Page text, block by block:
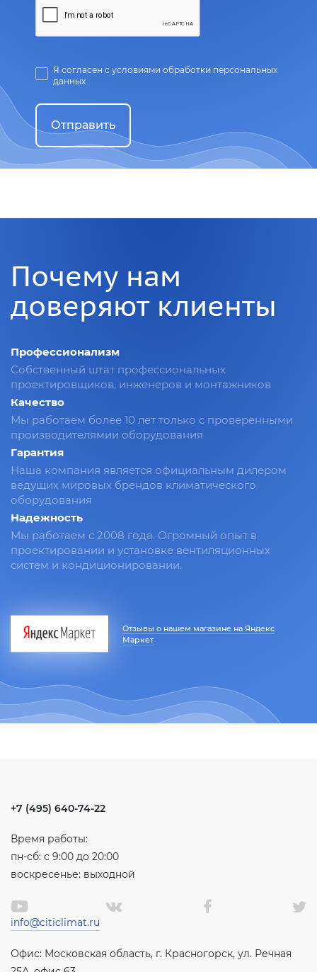
Я согласен с условиями обработки персональных
данных
Отправить
Почему нам
доверяют клиенты
Профессионализм
Собственный штат профессиональных
проектировщиков, инженеров и монтажников
Качество
Мы работаем более 10 лет только с проверенными
производителямии оборудования
Гарантия
Наша компания является официальным дилером
ведущих мировых брендов климатического
оборудования
Надежность
Мы работаем с 2008 года. Огромный опыт в
проектировании и установке вентиляционных
систем и кондиционировании.
Отзывы о нашем магазине на Яндекс
Маркет
+7 (495) 640-74-22
Время работы:
пн-сб: с 9:00 до 20:00
воскресенье: выходной
info@citiclimat.ru
Офис: Московская область, г. Красногорск, ул. Речная